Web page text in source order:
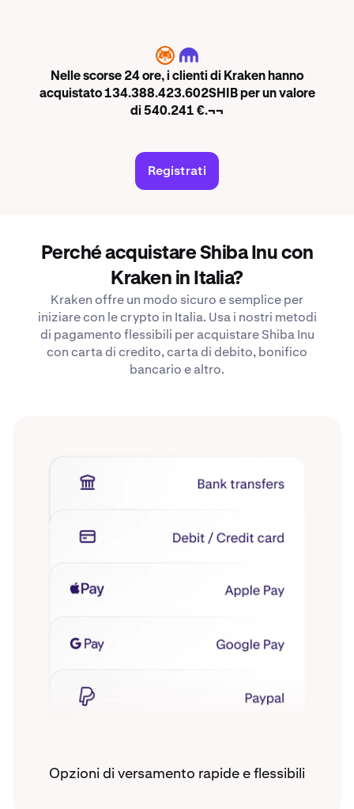
SHIB
Nelle scorse 24 ore, i clienti di Kraken hanno
acquistato 134.388.423.602SHIB per un valore
di 540.241 €.¬¬
Registrati
Perché acquistare Shiba Inu con
Kraken in Italia?
Kraken offre un modo sicuro e semplice per
iniziare con le crypto in Italia. Usa i nostri metodi
di pagamento flessibili per acquistare Shiba Inu
con carta di credito, carta di debito, bonifico
bancario e altro.
Opzioni di versamento rapide e flessibili